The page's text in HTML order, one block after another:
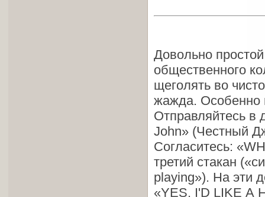
Довольно
общественного
щеголять во
жажда. Особенно
Отправляйтесь в
John» (Честный
Согласитесь:
третий стакан
playing»). На эти
«YES. I'D LIKE А